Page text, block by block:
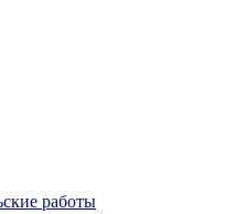
работы